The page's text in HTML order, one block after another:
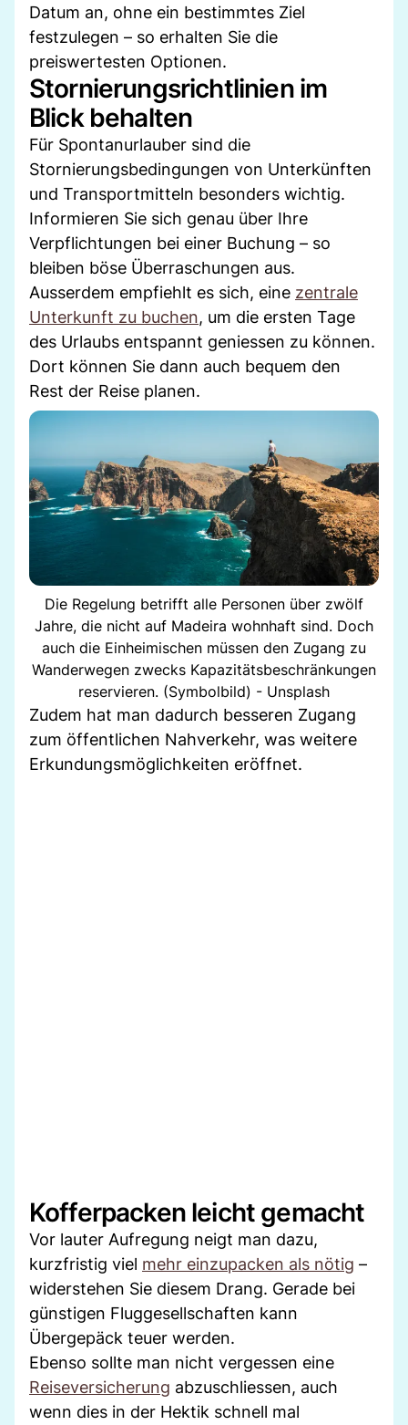
Datum an, ohne ein bestimmtes Ziel
festzulegen – so erhalten Sie die
preiswertesten Optionen.
Stornierungsrichtlinien im
Blick behalten
Für Spontanurlauber sind die
Stornierungsbedingungen von Unterkünften
und Transportmitteln besonders wichtig.
Informieren Sie sich genau über Ihre
Verpflichtungen bei einer Buchung – so
bleiben böse Überraschungen aus.
Ausserdem empfiehlt es sich, eine zentrale
Unterkunft zu buchen, um die ersten Tage
des Urlaubs entspannt geniessen zu können.
Dort können Sie dann auch bequem den
Rest der Reise planen.
Die Regelung betrifft alle Personen über zwölf
Jahre, die nicht auf Madeira wohnhaft sind. Doch
auch die Einheimischen müssen den Zugang zu
Wanderwegen zwecks Kapazitätsbeschränkungen
reservieren. (Symbolbild) - Unsplash
Zudem hat man dadurch besseren Zugang
zum öffentlichen Nahverkehr, was weitere
Erkundungsmöglichkeiten eröffnet.
Kofferpacken leicht gemacht
Vor lauter Aufregung neigt man dazu,
kurzfristig viel mehr einzupacken als nötig –
widerstehen Sie diesem Drang. Gerade bei
günstigen Fluggesellschaften kann
Übergepäck teuer werden.
Ebenso sollte man nicht vergessen eine
Reiseversicherung abzuschliessen, auch
wenn dies in der Hektik schnell mal